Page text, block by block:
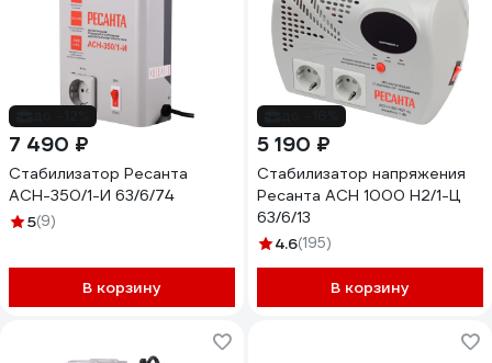
7 490 ₽
Стабилизатор Ресанта
АСН-350/1-И 63/6/74
5(9)
В корзину
5 190 ₽
Стабилизатор напряжения
Ресанта АСН 1000 Н2/1-Ц
63/6/13
4.6(195)
В корзину